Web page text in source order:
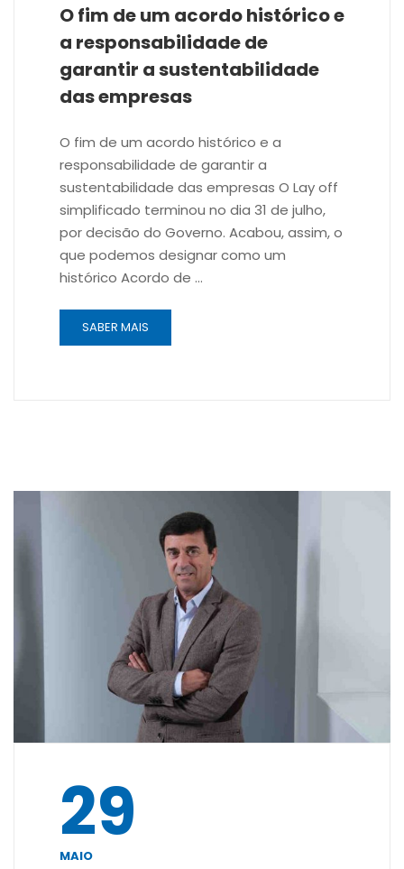
O fim de um acordo histórico e
a responsabilidade de
garantir a sustentabilidade
das empresas
O fim de um acordo histórico e a
responsabilidade de garantir a
sustentabilidade das empresas O Lay off
simplificado terminou no dia 31 de julho,
por decisão do Governo. Acabou, assim, o
que podemos designar como um
histórico Acordo de …
SABER MAIS
29
MAIO